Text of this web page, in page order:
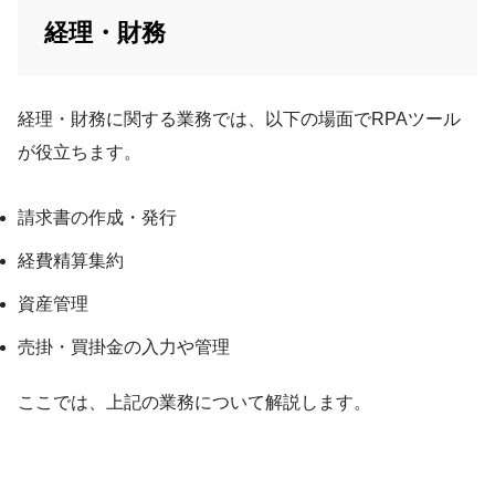
経理・財務
経理・財務に関する業務では、以下の場面でRPAツール
が役立ちます。
請求書の作成・発行
経費精算集約
資産管理
売掛・買掛金の入力や管理
ここでは、上記の業務について解説します。